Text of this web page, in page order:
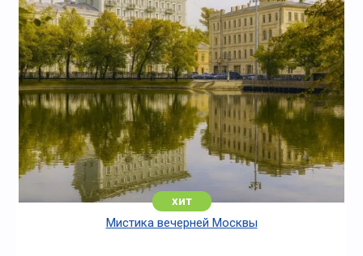
хит
Мистика вечерней Москвы